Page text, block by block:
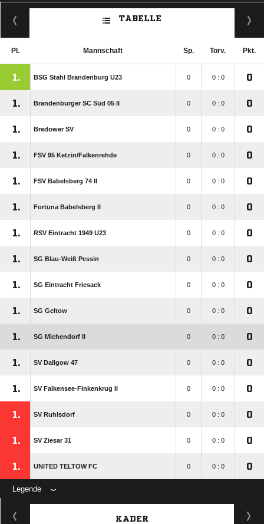
TABELLE
Pl. Mannschaft Sp. Torv. Pkt.
1. BSG Stahl Brandenburg U23 0 0 : 0 0
1. Brandenburger SC Süd 05 II 0 0 : 0 0
1. Bredower SV 0 0 : 0 0
1. FSV 95 Ketzin/​Falkenrehde 0 0 : 0 0
1. FSV Babelsberg 74 II 0 0 : 0 0
1. Fortuna Babelsberg II 0 0 : 0 0
1. RSV Eintracht 1949 U23 0 0 : 0 0
1. SG Blau-Weiß Pessin 0 0 : 0 0
1. SG Eintracht Friesack 0 0 : 0 0
1. SG Geltow 0 0 : 0 0
1. SG Michendorf II 0 0 : 0 0
1. SV Dallgow 47 0 0 : 0 0
1. SV Falkensee-Finkenkrug II 0 0 : 0 0
1. SV Ruhlsdorf 0 0 : 0 0
1. SV Ziesar 31 0 0 : 0 0
1. UNITED TELTOW FC 0 0 : 0 0
Legende
KADER